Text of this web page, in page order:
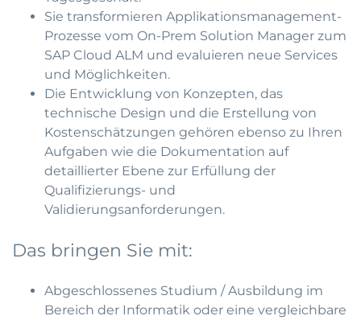
Sie transformieren Applikationsmanagement-
Prozesse vom On-Prem Solution Manager zum
SAP Cloud ALM und evaluieren neue Services
und Möglichkeiten.
Die Entwicklung von Konzepten, das
technische Design und die Erstellung von
Kostenschätzungen gehören ebenso zu Ihren
Aufgaben wie die Dokumentation auf
detaillierter Ebene zur Erfüllung der
Qualifizierungs- und
Validierungsanforderungen.
Das bringen Sie mit:
Abgeschlossenes Studium / Ausbildung im
Bereich der Informatik oder eine vergleichbare